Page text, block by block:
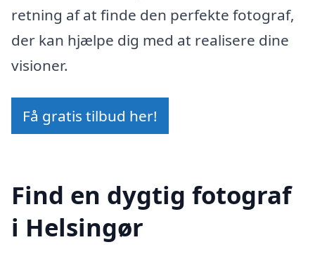
retning af at finde den perfekte fotograf,
der kan hjælpe dig med at realisere dine
visioner.
Få gratis tilbud her!
Find en dygtig fotograf
i Helsingør